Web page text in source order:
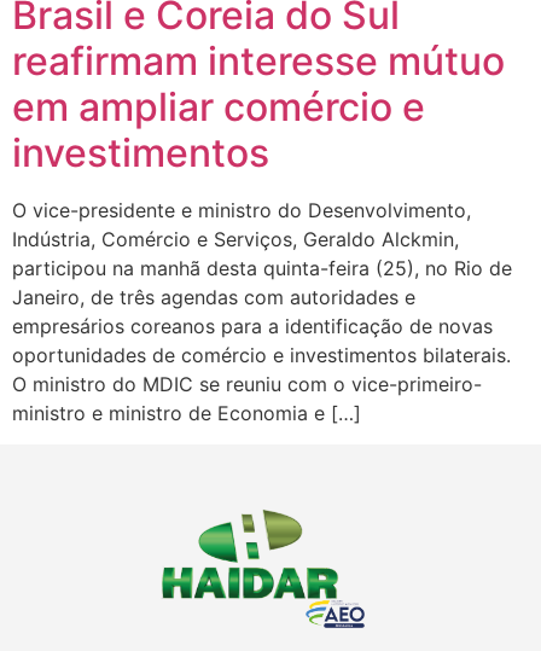
Brasil e Coreia do Sul
reafirmam interesse mútuo
em ampliar comércio e
investimentos
O vice-presidente e ministro do Desenvolvimento,
Indústria, Comércio e Serviços, Geraldo Alckmin,
participou na manhã desta quinta-feira (25), no Rio de
Janeiro, de três agendas com autoridades e
empresários coreanos para a identificação de novas
oportunidades de comércio e investimentos bilaterais.
O ministro do MDIC se reuniu com o vice-primeiro-
ministro e ministro de Economia e […]